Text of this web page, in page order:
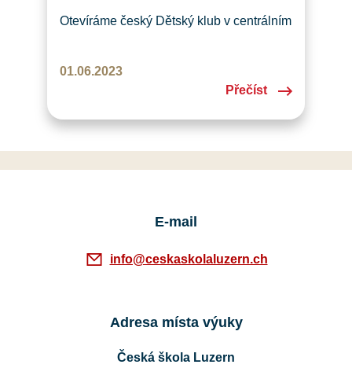
Otevíráme český Dětský klub v centrálním
let v Chinderkafi v Luzernu.
01.06.2023
Přečíst
E-mail
info@ceskaskolaluzern.ch
Adresa místa výuky
Česká škola Luzern